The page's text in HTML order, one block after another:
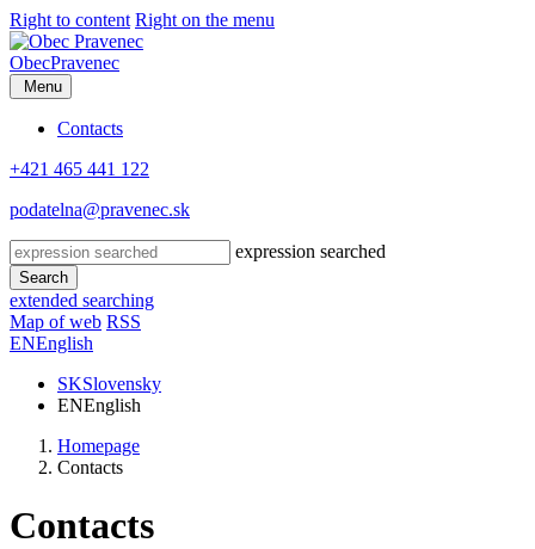
Right to content Right on the menu
ObecPravenec
Menu
Contacts
+421 465 441 122
podatelna@pravenec.sk
expression searched
Search
extended searching
Map of web RSS
ENEnglish
SKSlovensky
ENEnglish
Homepage
Contacts
Contacts